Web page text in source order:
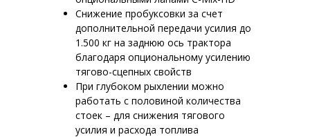
Снижение пробуксовки за счет
дополнительной передачи усилия до
1.500 кг на заднюю ось трактора
благодаря опциональному усилению
тягово-сцепных свойств
При глубоком рыхлении можно
работать с половиной количества
стоек – для снижения тягового
усилия и расхода топлива